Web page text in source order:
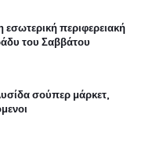
εσωτερική περιφερειακή
του Σαββάτου
σούπερ μάρκετ,